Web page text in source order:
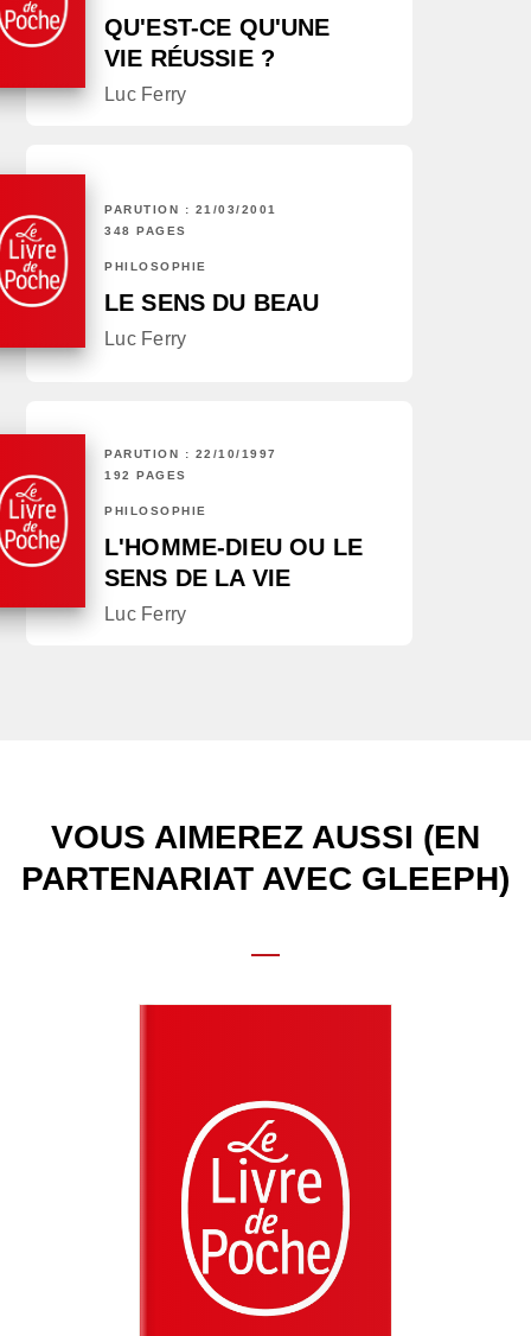
QU'EST-CE QU'UNE
VIE RÉUSSIE ?
Luc Ferry
PARUTION : 21/03/2001
348 PAGES
PHILOSOPHIE
LE SENS DU BEAU
Luc Ferry
PARUTION : 22/10/1997
192 PAGES
PHILOSOPHIE
L'HOMME-DIEU OU LE
SENS DE LA VIE
Luc Ferry
VOUS AIMEREZ AUSSI (EN
PARTENARIAT AVEC GLEEPH)